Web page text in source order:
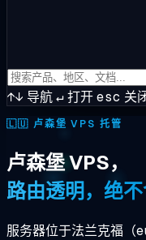
↑↓ 导航↵打开esc 关
🇱🇺 卢森堡 VPS 托管
卢森堡 VPS，
路由透明，绝不
服务器位于法兰克福（